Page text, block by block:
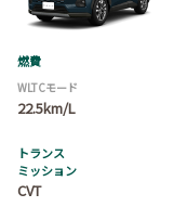
燃費
WLTCモード
22.5km/L
トランス
ミッション
CVT